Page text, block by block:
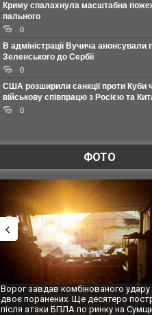
Криму спалахнула масштабна
пального
0
В адміністрації Вучича анонсували
Зеленського до Сербії
0
США розширили санкції проти Куби
військову співпрацю з Росією та
0
ФОТО
За 2000 кілометрів від кордону з
Єкатеринбурзі після атаки дронів
склад Wildberries. ФОТО. ВІДЕО